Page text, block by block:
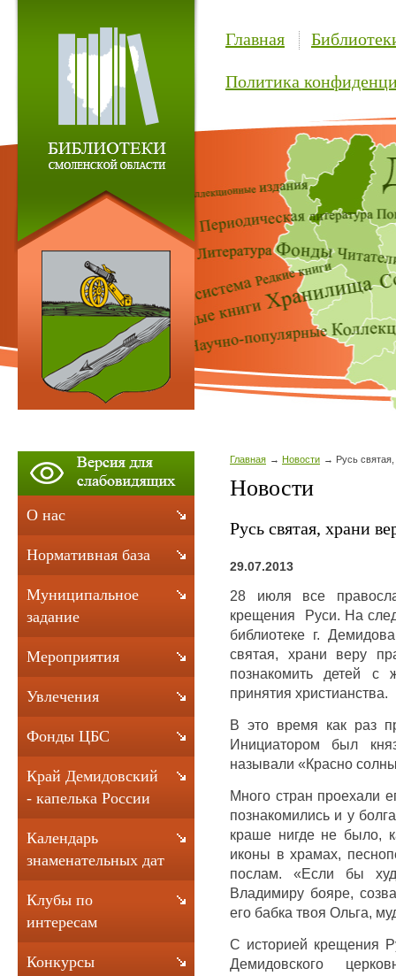
Главная
Политика
Главная Новости Русь
Новости
Русь святая, храни
29.07.2013
28 июля все
крещения Руси. На
библиотеке г.
святая, храни веру
познакомить детей
принятия христианства.
В это время как раз
Инициатором был
называли «Красно
Много стран проехали
познакомились и у
краше нигде не было,
иконы в храмах,
послам. «Если бы
Владимиру бояре,
его бабка твоя Ольга,
С историей крещения
Демидовского
О нас
Нормативная база
Муниципальное
задание
Мероприятия
Увлечения
Фонды ЦБС
Край Демидовский
- капелька России
Календарь
знаменательных дат
Клубы по
интересам
Конкурсы